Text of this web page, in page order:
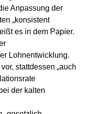
Anpassung der
„konsistent
es in dem Papier.
Lohnentwicklung.
stattdessen „auch
der kalten